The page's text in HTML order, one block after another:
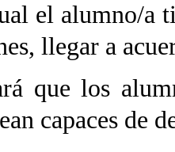
el alumno/a
llegar a
que los
capaces de